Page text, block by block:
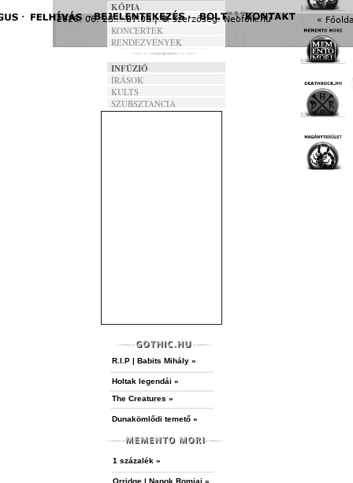
2026. 06. 25. - 07:08 | © szerzőség:Neofolk.hu «
KÓPIA
FESZTIVÁLOK
KONCERTEK
RENDEZVÉNYEK
INFÚZIÓ
ÍRÁSOK
KULTS
SZUBSZTANCIA
R.I.P | Babits Mihály »
Holtak legendái »
The Creatures »
Dunakömlődi temető »
1 százalék »
Orridge | Napok Romjai »